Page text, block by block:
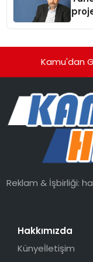
Kamu'dan
Reklam & İşbirliği:
Hakkımızda
Künyeİletişim